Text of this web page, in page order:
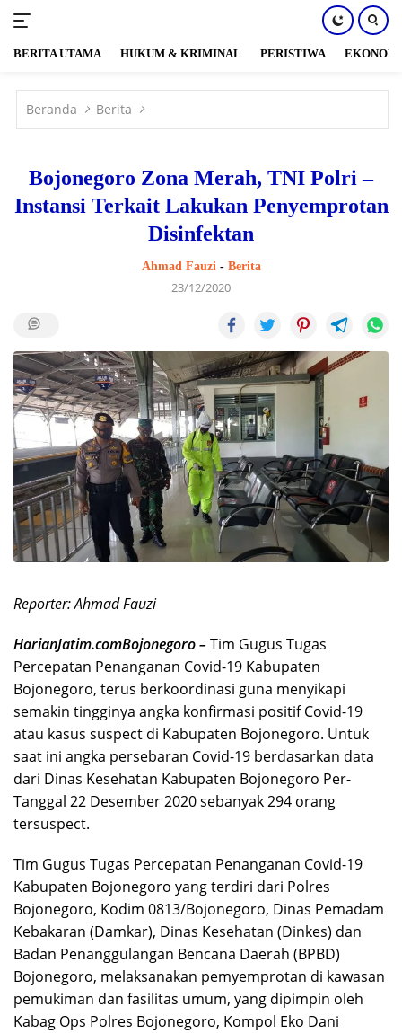
konten
BERITA UTAMA HUKUM & KRIMINAL PERISTIWA EKONOMI
Beranda Berita
Bojonegoro Zona Merah, TNI Polri –
Instansi Terkait Lakukan Penyemprotan
Disinfektan
Ahmad Fauzi- Berita
23/12/2020
Reporter: Ahmad Fauzi
HarianJatim.comBojonegoro –Tim Gugus Tugas
Percepatan Penanganan Covid-19 Kabupaten
Bojonegoro, terus berkoordinasi guna menyikapi
semakin tingginya angka konfirmasi positif Covid-19
atau kasus suspect di Kabupaten Bojonegoro. Untuk
saat ini angka persebaran Covid-19 berdasarkan data
dari Dinas Kesehatan Kabupaten Bojonegoro Per-
Tanggal 22 Desember 2020 sebanyak 294 orang
tersuspect.
Tim Gugus Tugas Percepatan Penanganan Covid-19
Kabupaten Bojonegoro yang terdiri dari Polres
Bojonegoro, Kodim 0813/Bojonegoro, Dinas Pemadam
Kebakaran (Damkar), Dinas Kesehatan (Dinkes) dan
Badan Penanggulangan Bencana Daerah (BPBD)
Bojonegoro, melaksanakan pemyemprotan di kawasan
pemukiman dan fasilitas umum, yang dipimpin oleh
Kabag Ops Polres Bojonegoro, Kompol Eko Dani